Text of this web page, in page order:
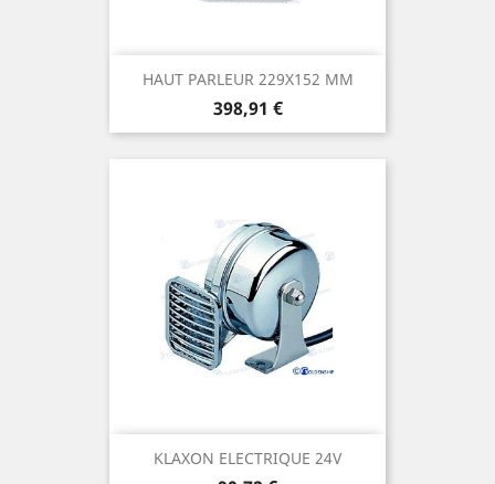
HAUT PARLEUR 229X152 MM
Prix
398,91 €
KLAXON ELECTRIQUE 24V